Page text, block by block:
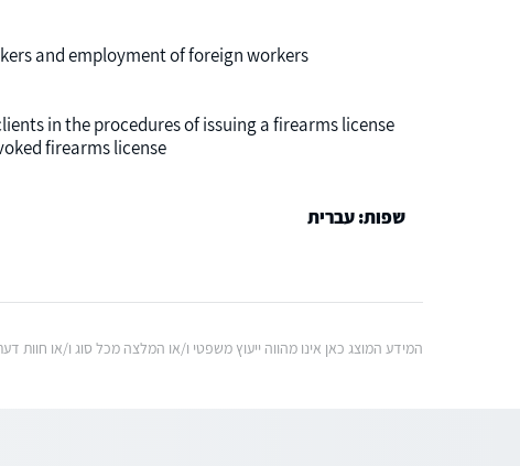
and employment of foreign workers.
in the procedures of issuing a firearms license
firearms license.
שפות: עברית
המידע המוצג כאן אינו מהווה ייעוץ משפטי ו/או המלצה מכל סוג ו/או